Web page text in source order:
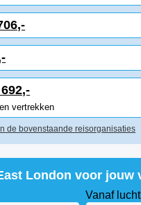
vertrekken
de bovenstaande reisorganisaties
London voor jouw
Vanaf